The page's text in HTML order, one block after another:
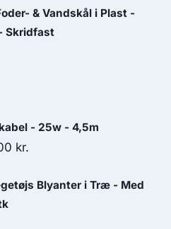
& Vandskål i Plast -
Skridfast
- 25w - 4,5m
kr.
prisBlyanter i Træ - Med